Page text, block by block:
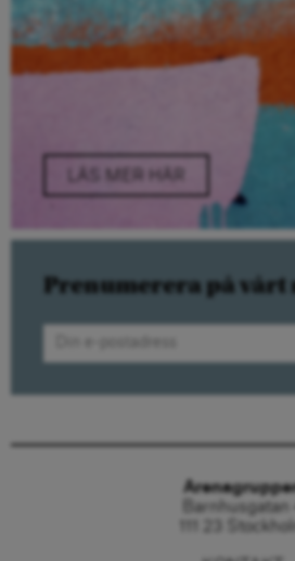
LÄS MER HÄR
Prenumerera på vårt
Barnhusgatan 4
111 23